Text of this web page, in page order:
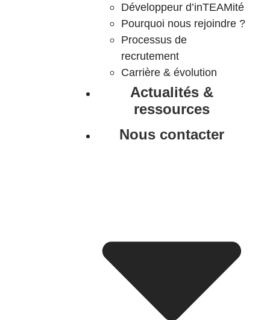
Développeur d’inTEAMité
Pourquoi nous rejoindre ?
Processus de
recrutement
Carrière & évolution
Actualités &
ressources
Nous contacter